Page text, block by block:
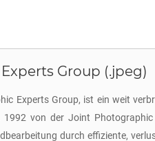
Group (.jpeg)
Experts Group, ist ein weit
1992 von der Joint
durch effiziente,